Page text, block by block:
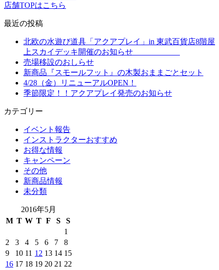
店舗TOPはこちら
最近の投稿
北欧の水遊び道具「アクアプレイ」in 東武百貨店8階屋
上スカイデッキ開催のお知らせ
売場移設のおしらせ
新商品『スモールフット』の木製おままごとセット
4/28（金）リニューアルOPEN！
季節限定！！アクアプレイ発売のお知らせ
カテゴリー
イベント報告
インストラクターおすすめ
お得な情報
キャンペーン
その他
新商品情報
未分類
2016年5月
M T W T F S
S
1
2
3 4 5 6 7
8
9
10 11 12 13 14 15
16 17 18 19 20 21 22